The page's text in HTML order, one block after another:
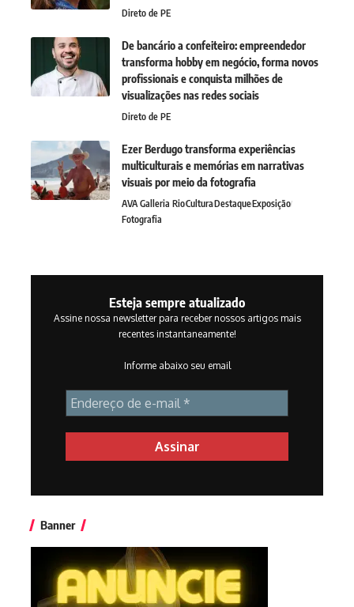
Direto de PE
De bancário a confeiteiro: empreendedor
transforma hobby em negócio, forma novos
profissionais e conquista milhões de
visualizações nas redes sociais
Direto de PE
Ezer Berdugo transforma experiências
multiculturais e memórias em narrativas
visuais por meio da fotografia
AVA Galleria RioCulturaDestaqueExposição
Fotografia
Esteja sempre atualizado
Assine nossa newsletter para receber nossos artigos mais
recentes instantaneamente!
Informe abaixo seu email
Banner